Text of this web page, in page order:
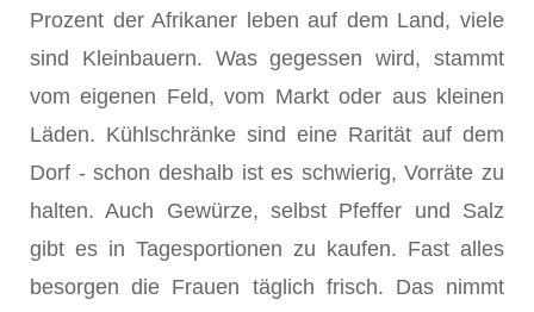
Prozent der Afrikaner leben auf dem Land, viele
sind Kleinbauern. Was gegessen wird, stammt
vom eigenen Feld, vom Markt oder aus kleinen
Läden. Kühlschränke sind eine Rarität auf dem
Dorf - schon deshalb ist es schwierig, Vorräte zu
halten. Auch Gewürze, selbst Pfeffer und Salz
gibt es in Tagesportionen zu kaufen. Fast alles
besorgen die Frauen täglich frisch. Das nimmt